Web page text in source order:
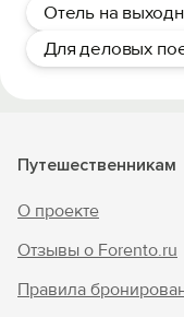
Отель на
Для деловых
Путешественникам
О проекте
Отзывы о Forento.ru
Правила